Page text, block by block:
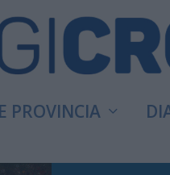
PROVINCIA